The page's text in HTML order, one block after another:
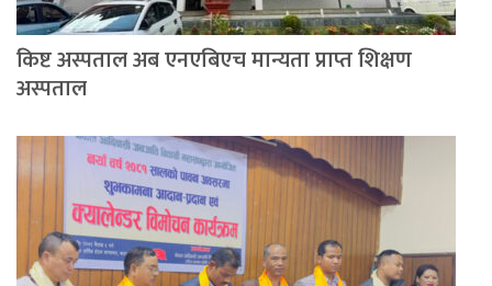
किष्ट अस्पताल अब एनएबिएच मान्यता प्राप्त शिक्षण
अस्पताल